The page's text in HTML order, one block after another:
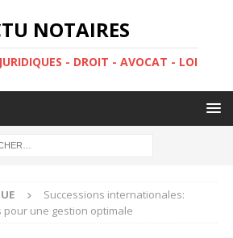
NOTAIRES
- DROIT - AVOCAT - LOI
Successions internationales:
une gestion optimale